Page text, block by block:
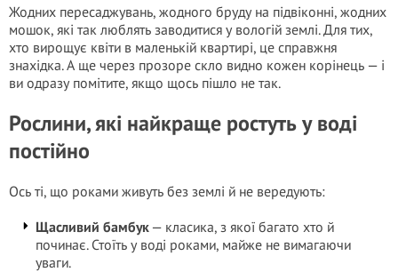
Жодних пересаджувань, жодного бруду на підвіконні, жодних
мошок, які так люблять заводитися у вологій землі. Для тих,
хто вирощує квіти в маленькій квартирі, це справжня
знахідка. А ще через прозоре скло видно кожен корінець — і
ви одразу помітите, якщо щось пішло не так.
Рослини, які найкраще ростуть у воді
постійно
Ось ті, що роками живуть без землі й не вередують:
Щасливий бамбук— класика, з якої багато хто й
починає. Стоїть у воді роками, майже не вимагаючи
уваги.